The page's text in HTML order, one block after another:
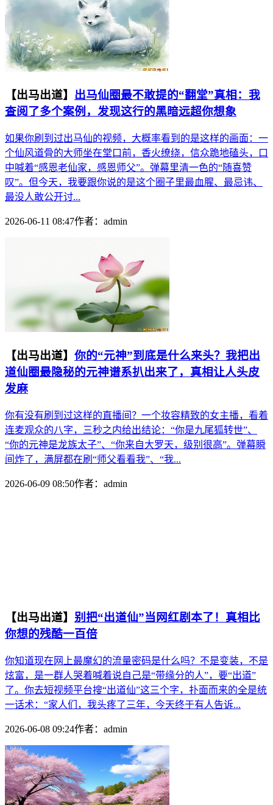
【出马出道】 出马仙圈最不敢提的“翻堂”真相：我
查阅了多个案例，发现这行的黑暗远超你想象
如果你刷到过出马仙的视频，大概率看到的是这样的画面：一
个仙风道骨的大师坐在堂口前，香火缭绕，信众跪地磕头，口
中喊着“感恩老仙家，感恩师父”。弹幕里清一色的“随喜赞
叹”。但今天，我要跟你说的是这个圈子里最血腥、最忌讳、
最没人敢公开讨...
2026-06-11 08:47作者： admin
【出马出道】 你的“元神”到底是什么来头？我把出
道仙圈最隐秘的元神谱系扒出来了，真相让人头皮
发麻
你有没有刷到过这样的直播间？一个妆容精致的女主播，看着
连麦观众的八字，三秒之内给出结论：“你是九尾狐转世”、
“你的元神是龙族太子”、“你来自大罗天，级别很高”。弹幕瞬
间炸了，满屏都在刷“师父看看我”、“我...
2026-06-09 08:50作者： admin
【出马出道】 别把“出道仙”当网红剧本了！真相比
你想的残酷一百倍
你知道现在网上最魔幻的流量密码是什么吗？不是变装，不是
炫富，是一群人哭着喊着说自己是“带缘分的人”，要“出道”
了。你去短视频平台搜“出道仙”这三个字，扑面而来的全是统
一话术：“家人们，我头疼了三年，今天终于有人告诉...
2026-06-08 09:24作者： admin